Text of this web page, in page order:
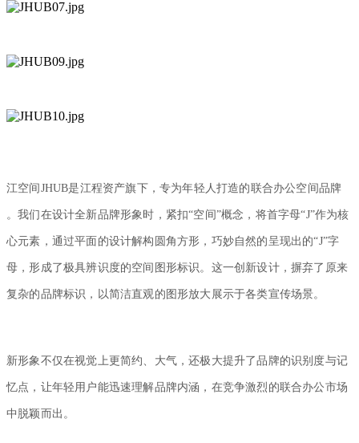
江空间JHUB是江程资产旗下，专为年轻人打造的联合办公空间品牌
。我们在设计全新品牌形象时，紧扣“空间”概念，将首字母“J”作为核
心元素，通过平面的设计解构圆角方形，巧妙自然的呈现出的“J”字
母，形成了极具辨识度的空间图形标识。这一创新设计，摒弃了原来
复杂的品牌标识，以简洁直观的图形放大展示于各类宣传场景。
新形象不仅在视觉上更简约、大气，还极大提升了品牌的识别度与记
忆点，让年轻用户能迅速理解品牌内涵，在竞争激烈的联合办公市场
中脱颖而出。